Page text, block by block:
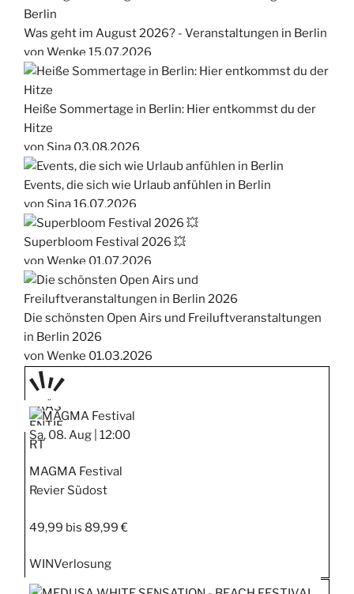
Was geht im August 2026? - Veranstaltungen in Berlin
von Wenke 15.07.2026
Heiße Sommertage in Berlin: Hier entkommst du der
Hitze
von Sina 03.08.2026
Events, die sich wie Urlaub anfühlen in Berlin
von Sina16.07.2026
Superbloom Festival 2026 💥
von Wenke 01.07.2026
Die schönsten Open Airs und Freiluftveranstaltungen
in Berlin 2026
von Wenke 01.03.2026
PRÄS
ENTIE
RT
Sa, 08. Aug | 12:00
MAGMA Festival
Revier Südost
49,99 bis 89,99 €
WINVerlosung